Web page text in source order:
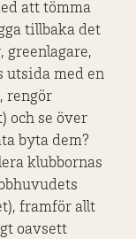
att tömma
tillbaka det
greenlagare,
utsida med en
rengör
och se över
byta dem?
klubbornas
framför allt
oavsett